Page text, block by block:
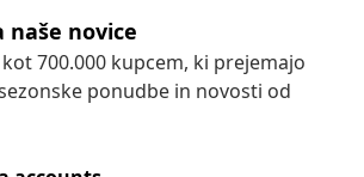
naše novice
700.000 kupcem, ki prejemajo
ponudbe in novosti od